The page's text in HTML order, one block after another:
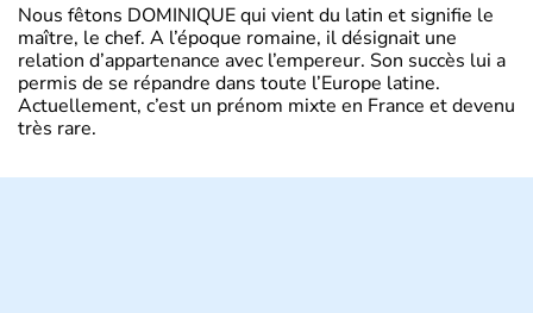
Nous fêtons DOMINIQUE qui vient du latin et signifie le
maître, le chef. A l’époque romaine, il désignait une
relation d’appartenance avec l’empereur. Son succès lui a
permis de se répandre dans toute l’Europe latine.
Actuellement, c’est un prénom mixte en France et devenu
très rare.